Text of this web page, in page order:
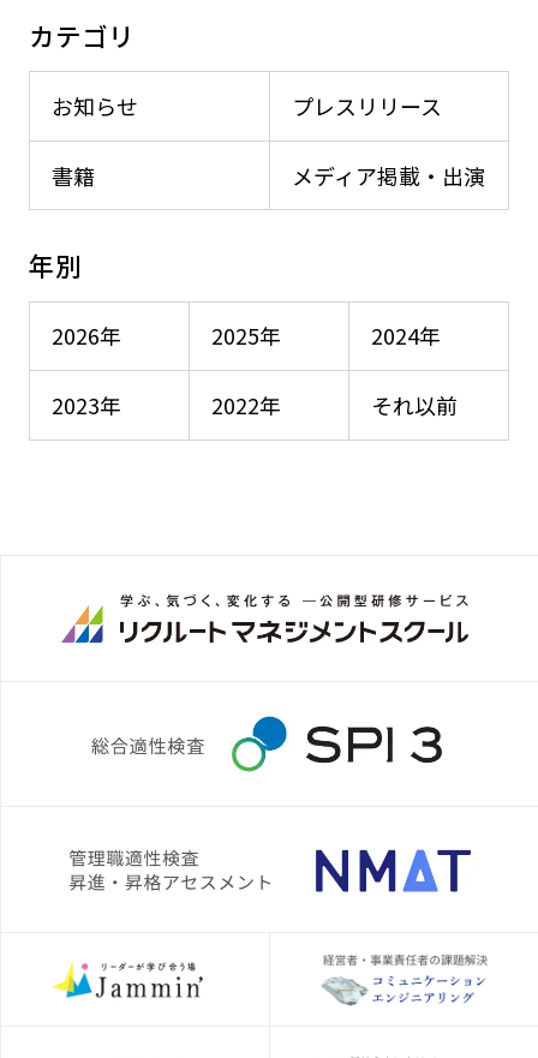
カテゴリ
お知らせ プレスリリース
メディア掲載・出演
書籍
年別
2026年 2025年 2024年
2023年 2022年 それ以前